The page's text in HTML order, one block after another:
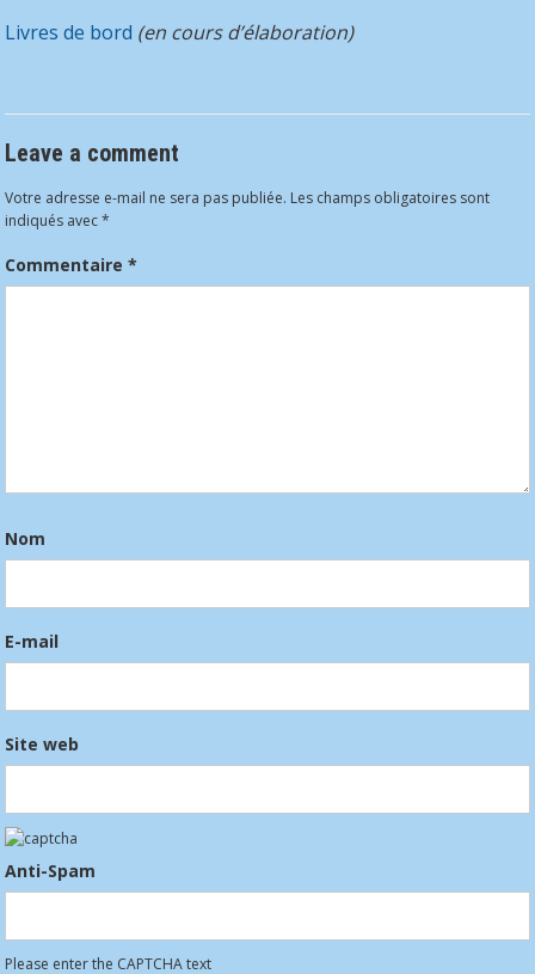
Livres de bord (en cours d’élaboration)
Leave a comment
Votre adresse e-mail ne sera pas publiée. Les champs obligatoires sont
indiqués avec*
Commentaire*
Nom
E-mail
Site web
Anti-Spam
Please enter the CAPTCHA text